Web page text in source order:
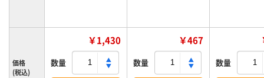
価格
(税込)
￥1,430
数量
￥467
数量 数量